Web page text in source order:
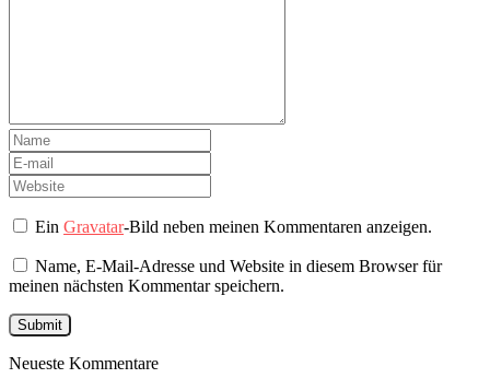
EinGravatar-Bild neben meinen Kommentaren anzeigen.
Name, E-Mail-Adresse und Website in diesem Browser für
meinen nächsten Kommentar speichern.
Neueste Kommentare